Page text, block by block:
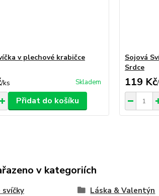
v plechové krabičce
/ks Skladem
Přidat do košíku
Sojová
Srdce
119 Kč/
v kategoriích
svíčky Láska & Valentýn